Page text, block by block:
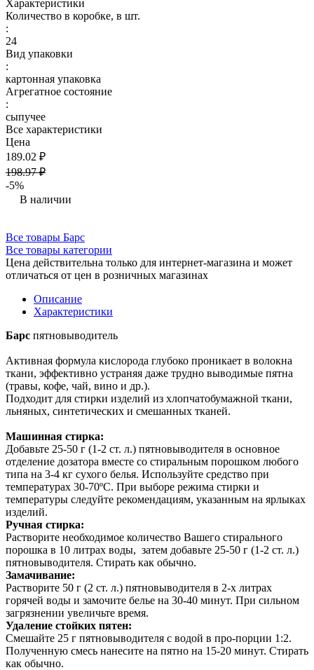
Характеристики
Количество в коробке, в шт.
:
24
Вид упаковки
:
картонная упаковка
Агрегатное состояние
:
сыпучее
Все характеристики
Цена
189.02 ₽
198.97 ₽
-5%
В наличии
Все товары Барс
Все товары категории
Цена действительна только для интернет-магазина и может
отличаться от цен в розничных магазинах
Описание
Характеристики
Барс пятновыводитель
Активная формула кислорода глубоко проникает в волокна
ткани, эффективно устраняя даже трудно выводимые пятна
(травы, кофе, чай, вино и др.).
Подходит для стирки изделий из хлопчатобумажной ткани,
льняных, синтетических и смешанных тканей.
Машинная стирка:
Добавьте 25-50 г (1-2 ст. л.) пятновыводителя в основное
отделение дозатора вместе со стиральным порошком любого
типа на 3-4 кг сухого белья. Используйте средство при
температурах 30-70ºС. При выборе режима стирки и
температуры следуйте рекомендациям, указанным на ярлыках
изделий.
Ручная стирка:
Растворите необходимое количество Вашего стирального
порошка в 10 литрах воды, затем добавьте 25-50 г (1-2 ст. л.)
пятновыводителя. Стирать как обычно.
Замачивание:
Растворите 50 г (2 ст. л.) пятновыводителя в 2-х литрах
горячей воды и замочите белье на 30-40 минут. При сильном
загрязнении увеличьте время.
Удаление стойких пятен:
Смешайте 25 г пятновыводителя с водой в про-порции 1:2.
Полученную смесь нанесите на пятно на 15-20 минут. Стирать
как обычно.